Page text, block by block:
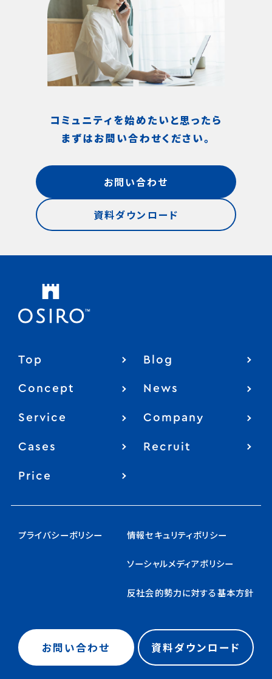
コミュニティを始めたいと思ったら
まずはお問い合わせください。
お問い合わせ
資料ダウンロード
Top
Concept
Service
Cases
Price
Blog
News
Company
Recruit
プライバシーポリシー 情報セキュリティポリシー
ソーシャルメディアポリシー
反社会的勢力に対する基本方針
お問い合わせ 資料ダウンロード